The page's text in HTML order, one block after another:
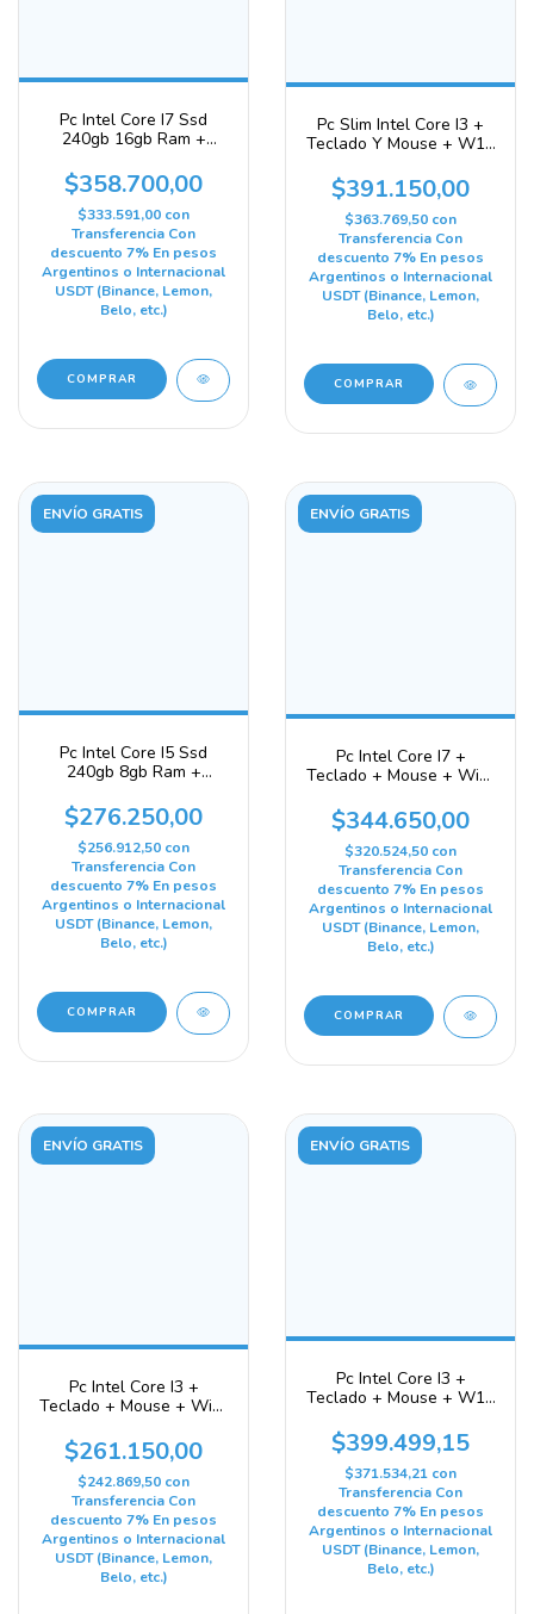
Pc Intel Core I7 Ssd
240gb 16gb Ram +
240 Gb 16 Gb Gráficos
Integrados Intel Hd
Graphics 4000
$358.700,00
$333.591,00 con
Transferencia Con
descuento 7% En pesos
Argentinos o Internacional
USDT (Binance, Lemon,
Belo, etc.)
Pc Slim Intel Core I3 +
Teclado Y Mouse + W11
Gráficos Integrados Intel
Hd Graphics 2500
$391.150,00
$363.769,50 con
Transferencia Con
descuento 7% En pesos
Argentinos o Internacional
USDT (Binance, Lemon,
Belo, etc.)
COMPRAR
ENVÍO GRATIS
Pc Intel Core I5 Ssd
240gb 8gb Ram +
240 Gb 8 Gb Integrada
Intel
$276.250,00
$256.912,50 con
Transferencia Con
descuento 7% En pesos
Argentinos o Internacional
USDT (Binance, Lemon,
Belo, etc.)
ENVÍO GRATIS
Pc Intel Core I7 +
Teclado + Mouse + Wi-fi
Gb Gráficos Integrados
Intel Hd Graphics 4000
$344.650,00
$320.524,50 con
Transferencia Con
descuento 7% En pesos
Argentinos o Internacional
USDT (Binance, Lemon,
Belo, etc.)
COMPRAR
ENVÍO GRATIS
Pc Intel Core I3 +
Teclado + Mouse + Wi-fi
Gb Gráficos Integrados
Intel Hd Graphics 2500
$261.150,00
$242.869,50 con
Transferencia Con
descuento 7% En pesos
Argentinos o Internacional
USDT (Binance, Lemon,
Belo, etc.)
ENVÍO GRATIS
Pc Intel Core I3 +
Teclado + Mouse + W11
16 Gb Gráficos
Integrados Intel Hd
Graphics 2500
$399.499,15
$371.534,21 con
Transferencia Con
descuento 7% En pesos
Argentinos o Internacional
USDT (Binance, Lemon,
Belo, etc.)